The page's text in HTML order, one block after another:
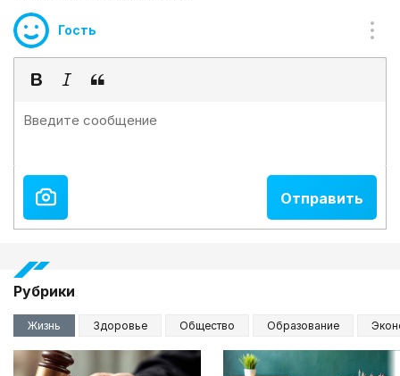
Гость
Рубрики
Жизнь Здоровье Общество Образование